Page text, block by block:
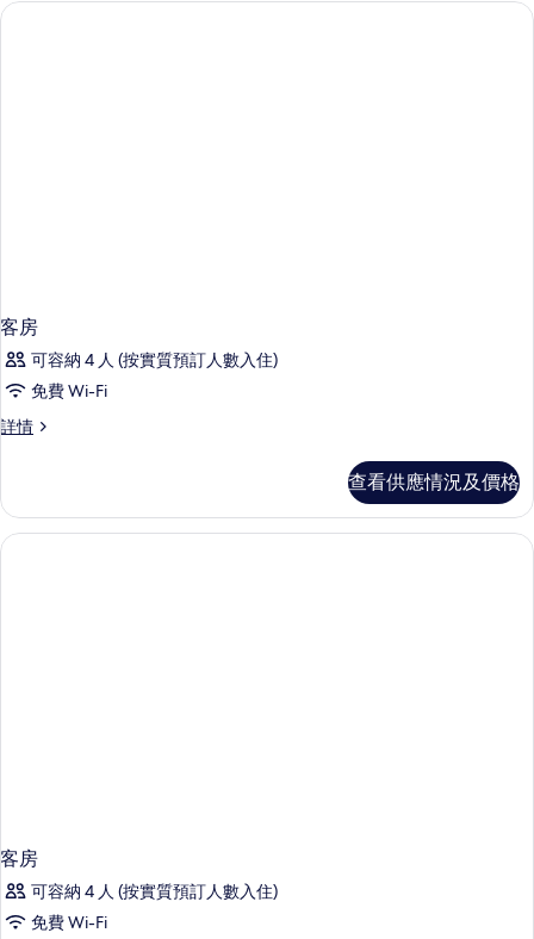
客房
可容納 4 人 (按實質預訂人數入住)
免費 Wi-Fi
詳情
客
查看供應情況及價格
客房
可容納 4 人 (按實質預訂人數入住)
免費 Wi-Fi